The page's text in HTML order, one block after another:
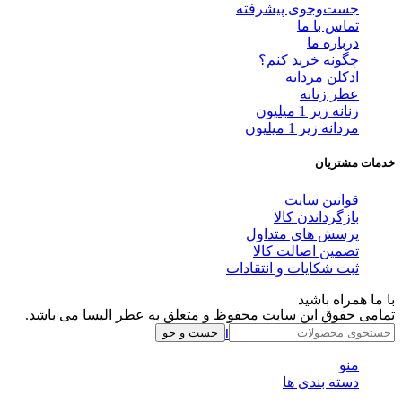
جست‌وجوی پیشرفته
تماس با ما
درباره ما
چگونه خرید کنم؟
ادکلن مردانه
عطر زنانه
زنانه زیر 1 میلیون
مردانه زیر 1 میلیون
خدمات مشتریان
قوانین سایت
بازگرداندن کالا
پرسش های متداول
تضمین اصالت کالا
ثبت شکایات و انتقادات
با ما همراه باشید
Telegram Whatsapp Instagram
تمامی حقوق این سایت محفوظ و متعلق به عطر الیسا می باشد.
جست و جو
منو
دسته بندی ها